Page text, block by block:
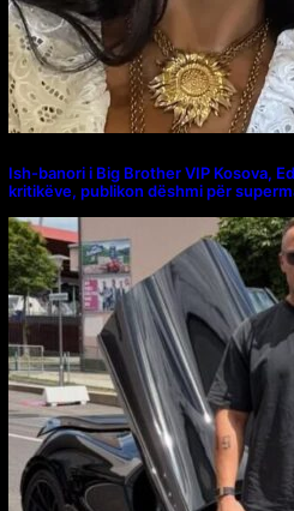
Ish-banori i Big Brother VIP Kosova,
kritikëve, publikon dëshmi për